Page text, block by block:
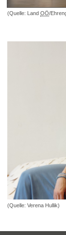
(Quelle: Land OÖ/
(Quelle: Verena Hullik)